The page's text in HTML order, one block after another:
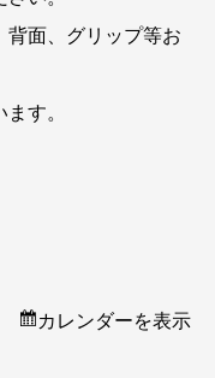
面、グリップ等お
す。
カレンダーを表示